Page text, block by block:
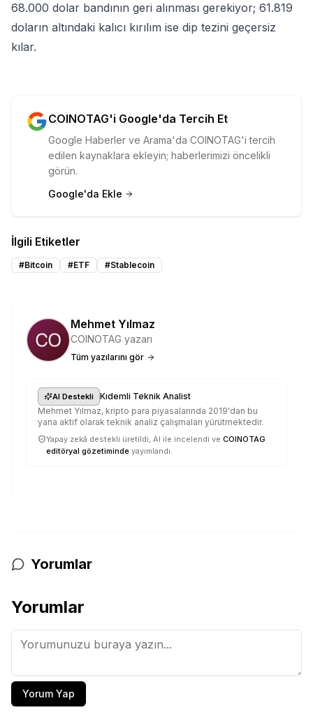
68.000 dolar bandının geri alınması gerekiyor; 61.819
doların altındaki kalıcı kırılım ise dip tezini geçersiz
kılar.
COINOTAG'i Google'da Tercih Et
Google Haberler ve Arama'da COINOTAG'i tercih
edilen kaynaklara ekleyin; haberlerimizi öncelikli
görün.
Google'da Ekle
İlgili Etiketler
#Bitcoin #ETF #Stablecoin
Mehmet Yılmaz
COINOTAG yazarı
Tüm yazılarını gör
AI Destekli Kıdemli Teknik Analist·
Mehmet Yılmaz, kripto para piyasalarında 2019'dan bu
yana aktif olarak teknik analiz çalışmaları yürütmektedir.
Yapay zekâ destekli üretildi, AI ile incelendi ve COINOTAG
editöryal gözetiminde yayımlandı.
Yorumlar
Yorumlar
Yorum Yap